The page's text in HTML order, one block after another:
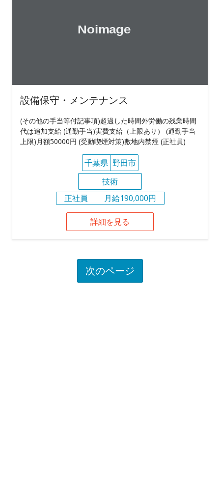
設備保守・メンテナンス
(その他の手当等付記事項)超過した時間外労働の残業時間
代は追加支給 (通勤手当)実費支給（上限あり） (通勤手当
上限)月額50000円 (受動喫煙対策)敷地内禁煙 (正社員)
千葉県 野田市
技術
正社員
月給190,000円
詳細を見る
次のページ